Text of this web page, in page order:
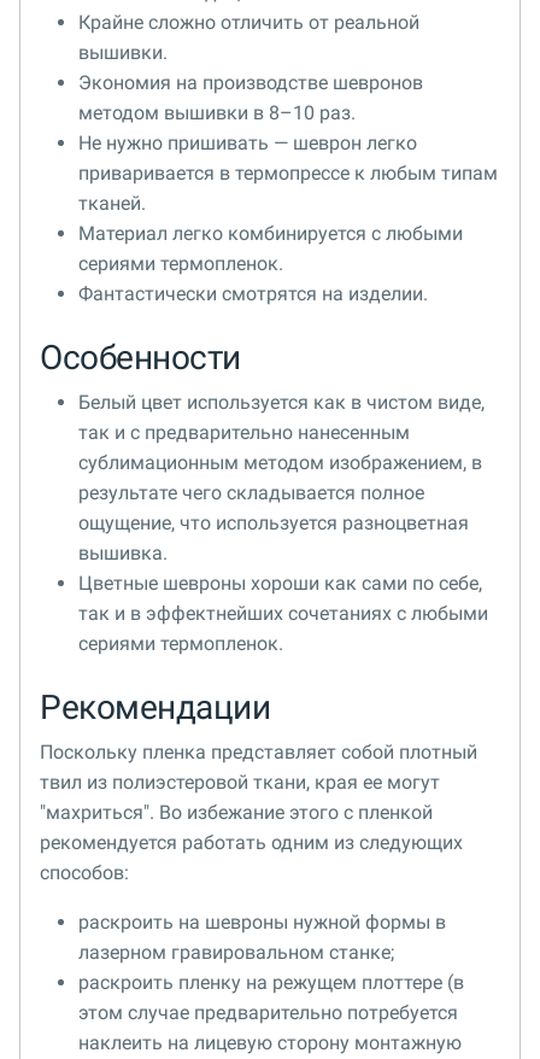
Крайне сложно отличить от реальной
вышивки.
Экономия на производстве шевронов
методом вышивки в 8–10 раз.
Не нужно пришивать — шеврон легко
приваривается в термопрессе к любым типам
тканей.
Материал легко комбинируется с любыми
сериями термопленок.
Фантастически смотрятся на изделии.
Особенности
Белый цвет используется как в чистом виде,
так и с предварительно нанесенным
сублимационным методом изображением, в
результате чего складывается полное
ощущение, что используется разноцветная
вышивка.
Цветные шевроны хороши как сами по себе,
так и в эффектнейших сочетаниях с любыми
сериями термопленок.
Рекомендации
Поскольку пленка представляет собой плотный
твил из полиэстеровой ткани, края ее могут
"махриться". Во избежание этого с пленкой
рекомендуется работать одним из следующих
способов:
раскроить на шевроны нужной формы в
лазерном гравировальном станке;
раскроить пленку на режущем плоттере (в
этом случае предварительно потребуется
наклеить на лицевую сторону монтажную